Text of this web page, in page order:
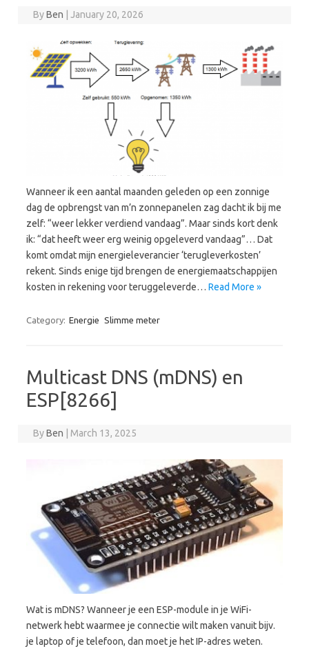
ByBen January 20, 2026
Wanneer ik een aantal maanden geleden op een zonnige
dag de opbrengst van m’n zonnepanelen zag dacht ik bij me
zelf: “weer lekker verdiend vandaag”. Maar sinds kort denk
ik: “dat heeft weer erg weinig opgeleverd vandaag”… Dat
komt omdat mijn energieleverancier ‘terugleverkosten’
rekent. Sinds enige tijd brengen de energiemaatschappijen
kosten in rekening voor teruggeleverde… Read More »
Category: Energie Slimme meter
Multicast DNS (mDNS) en
ESP[8266]
ByBen | March 13, 2025
Wat is mDNS? Wanneer je een ESP-module in je WiFi-
netwerk hebt waarmee je connectie wilt maken vanuit bijv.
je laptop of je telefoon, dan moet je het IP-adres weten.